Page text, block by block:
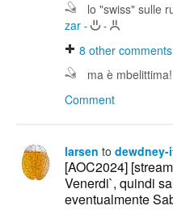
lo "swiss" sulle
zar - -
8 other
ma è mbelittima!
Comment
larsen to dewdney-
[AOC2024]
Venerdi`, quindi
eventualmente